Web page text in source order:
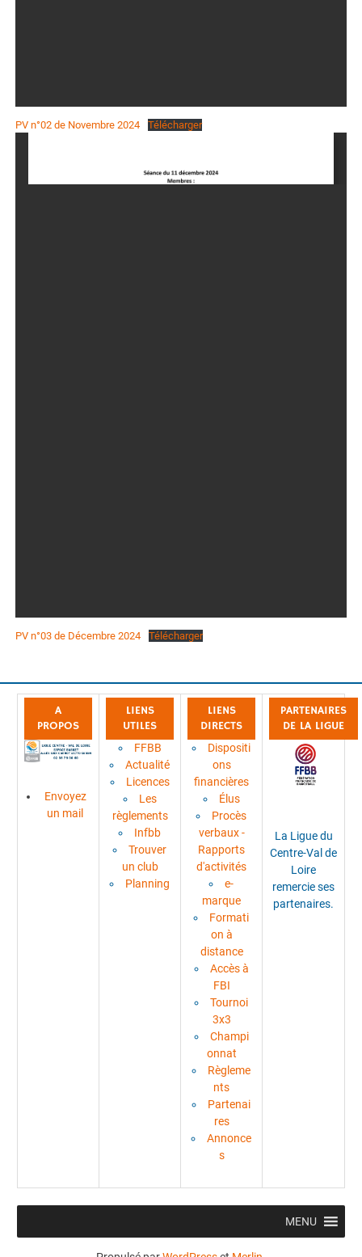
PV n°02 de Novembre 2024 Télécharger
PV n°03 de Décembre 2024 Télécharger
A
PROPOS
Envoyez
un mail
LIENS
UTILES
FFBB
Actualité
Licences
Les
règlements
Infbb
Trouver
un club
Planning
LIENS
DIRECTS
Dispositi
ons
financières
Élus
Procès
verbaux -
Rapports
d'activités
e-
marque
Formati
on à
distance
Accès à
FBI
Tournoi
3x3
Champi
onnat
Règleme
nts
Partenai
res
Annonce
s
PARTENAIRES
DE LA LIGUE
La Ligue du
Centre-Val de
Loire
remercie ses
partenaires.
MENU